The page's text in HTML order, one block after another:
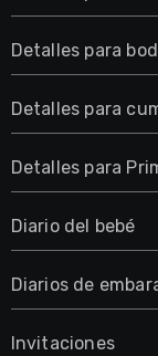
Detalles para
Detalles para
Detalles para
Diario del bebé
Diarios de
Invitaciones